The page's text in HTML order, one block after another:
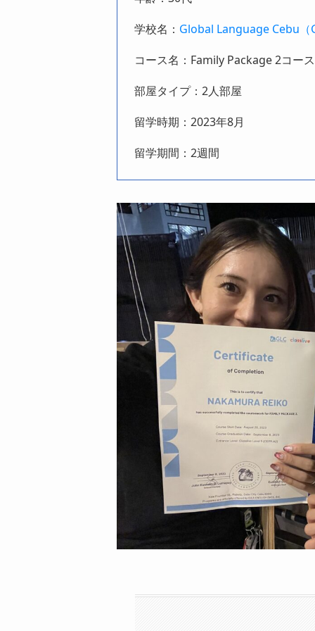
学校名： Global Language Cebu（
コース名：Family Package 2コース
部屋タイプ：2人部屋
留学時期：2023年8月
留学期間：2週間